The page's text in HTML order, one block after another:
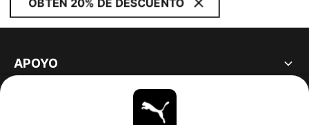
OBTÉN 20% DE DESCUENTO
APOYO